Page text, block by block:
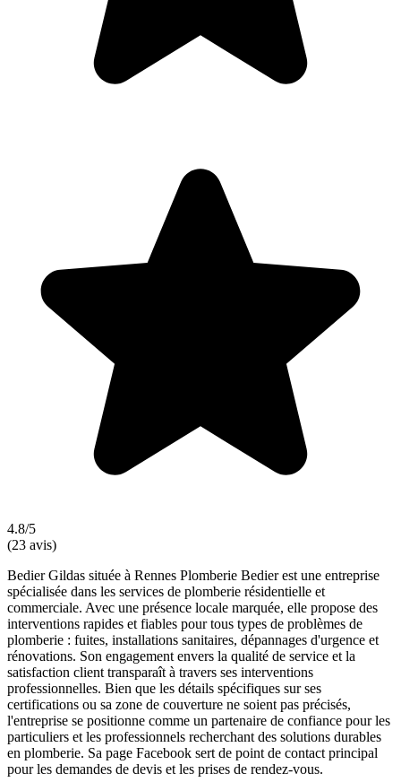
4.8/5
(23 avis)
Bedier Gildas située à Rennes Plomberie Bedier est une entreprise
spécialisée dans les services de plomberie résidentielle et
commerciale. Avec une présence locale marquée, elle propose des
interventions rapides et fiables pour tous types de problèmes de
plomberie : fuites, installations sanitaires, dépannages d'urgence et
rénovations. Son engagement envers la qualité de service et la
satisfaction client transparaît à travers ses interventions
professionnelles. Bien que les détails spécifiques sur ses
certifications ou sa zone de couverture ne soient pas précisés,
l'entreprise se positionne comme un partenaire de confiance pour les
particuliers et les professionnels recherchant des solutions durables
en plomberie. Sa page Facebook sert de point de contact principal
pour les demandes de devis et les prises de rendez-vous.